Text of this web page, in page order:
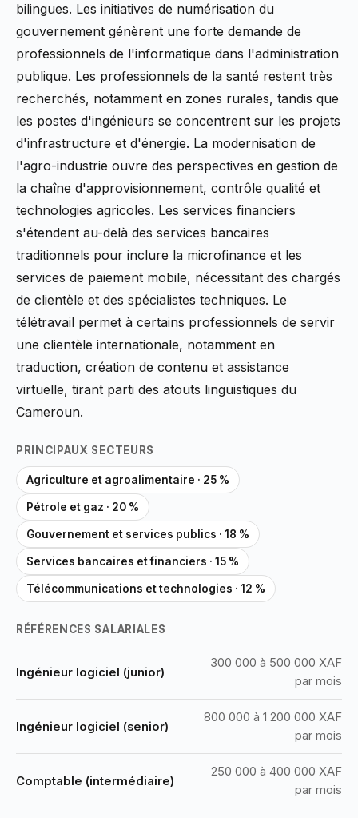
bilingues. Les initiatives de numérisation du
gouvernement génèrent une forte demande de
professionnels de l'informatique dans l'administration
publique. Les professionnels de la santé restent très
recherchés, notamment en zones rurales, tandis que
les postes d'ingénieurs se concentrent sur les projets
d'infrastructure et d'énergie. La modernisation de
l'agro-industrie ouvre des perspectives en gestion de
la chaîne d'approvisionnement, contrôle qualité et
technologies agricoles. Les services financiers
s'étendent au-delà des services bancaires
traditionnels pour inclure la microfinance et les
services de paiement mobile, nécessitant des chargés
de clientèle et des spécialistes techniques. Le
télétravail permet à certains professionnels de servir
une clientèle internationale, notamment en
traduction, création de contenu et assistance
virtuelle, tirant parti des atouts linguistiques du
Cameroun.
PRINCIPAUX SECTEURS
Agriculture et agroalimentaire · 25 %
Pétrole et gaz · 20 %
Gouvernement et services publics · 18 %
Services bancaires et financiers · 15 %
Télécommunications et technologies · 12 %
RÉFÉRENCES SALARIALES
Ingénieur logiciel (junior)
300 000 à 500 000 XAF
par mois
Ingénieur logiciel (senior)
800 000 à 1 200 000 XAF
par mois
Comptable (intermédiaire)
250 000 à 400 000 XAF
par mois